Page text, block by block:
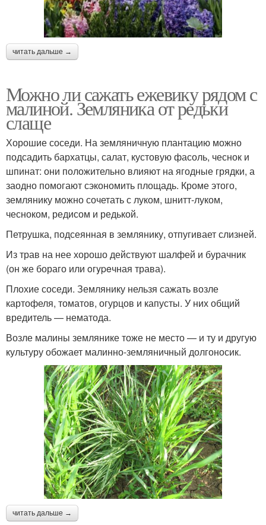
читать дальше →
Можно ли сажать ежевику рядом с
малиной. Земляника от редьки
слаще
Хорошие соседи. На земляничную плантацию можно
подсадить бархатцы, салат, кустовую фасоль, чеснок и
шпинат: они положительно влияют на ягодные грядки, а
заодно помогают сэкономить площадь. Кроме этого,
землянику можно сочетать с луком, шнитт-луком,
чесноком, редисом и редькой.
Петрушка, подсеянная в землянику, отпугивает слизней.
Из трав на нее хорошо действуют шалфей и бурачник
(он же бораго или oгypeчная трава).
Плохие соседи. Землянику нельзя сажать возле
картофеля, томатов, огурцов и капусты. У них общий
вредитель — нематода.
Возле малины землянике тоже не место — и ту и другую
культуру обожает малинно-земляничный долгоносик.
читать дальше →